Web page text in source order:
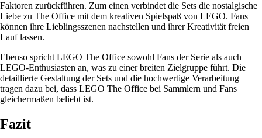
Faktoren zurückführen. Zum einen verbindet die Sets die nostalgische
Liebe zu The Office mit dem kreativen Spielspaß von LEGO. Fans
können ihre Lieblingsszenen nachstellen und ihrer Kreativität freien
Lauf lassen.
Ebenso spricht LEGO The Office sowohl Fans der Serie als auch
LEGO-Enthusiasten an, was zu einer breiten Zielgruppe führt. Die
detaillierte Gestaltung der Sets und die hochwertige Verarbeitung
tragen dazu bei, dass LEGO The Office bei Sammlern und Fans
gleichermaßen beliebt ist.
Fazit